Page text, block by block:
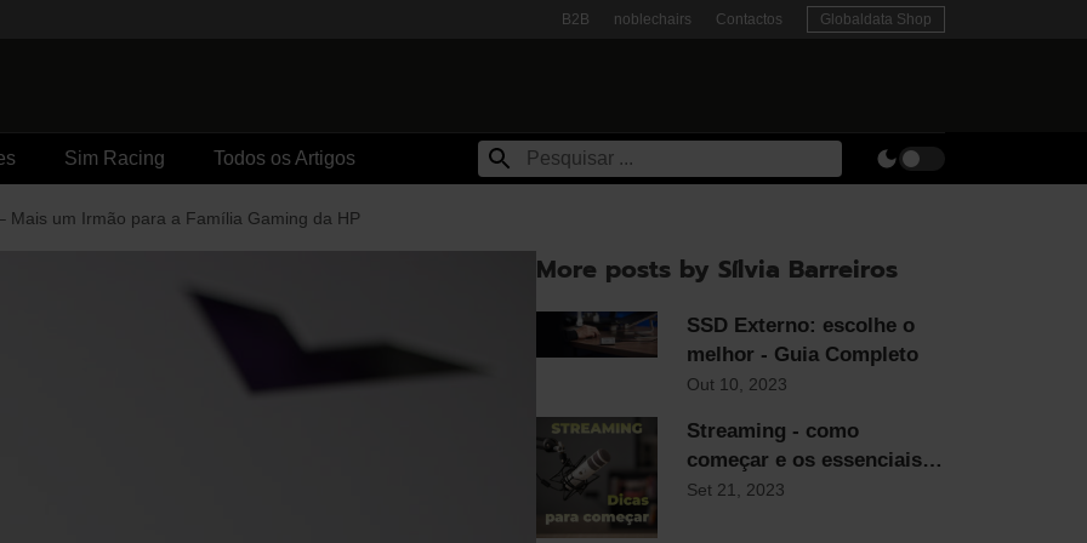
B2B noblechairs Contactos Globaldata Shop
Sim Racing Todos os Artigos
Mais um Irmão para a Família Gaming da HP
More posts by Sílvia Barreiros
SSD Externo: escolhe o
melhor - Guia Completo
Out 10, 2023
Streaming - como
começar e os essenciais
para qualquer streamer
Set 21, 2023